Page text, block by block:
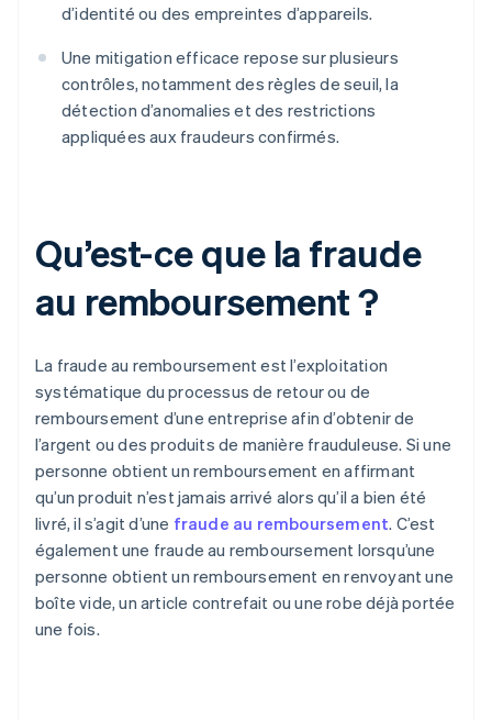
d’identité ou des empreintes d’appareils.
Une mitigation efficace repose sur plusieurs
contrôles, notamment des règles de seuil, la
détection d’anomalies et des restrictions
appliquées aux fraudeurs confirmés.
Qu’est-ce que la fraude
au remboursement ?
La fraude au remboursement est l’exploitation
systématique du processus de retour ou de
remboursement d’une entreprise afin d’obtenir de
l’argent ou des produits de manière frauduleuse. Si une
personne obtient un remboursement en affirmant
qu’un produit n’est jamais arrivé alors qu’il a bien été
livré, il s’agit d’une fraude au remboursement. C’est
également une fraude au remboursement lorsqu’une
personne obtient un remboursement en renvoyant une
boîte vide, un article contrefait ou une robe déjà portée
une fois.